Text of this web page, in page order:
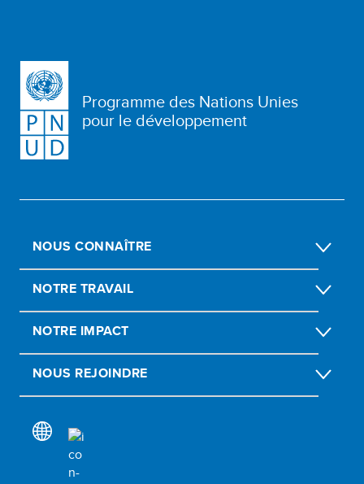
Programme des Nations Unies
pour le développement
NOUS CONNAÎTRE
NOTRE TRAVAIL
NOTRE IMPACT
NOUS REJOINDRE